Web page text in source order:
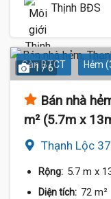
Thịnh BĐS
Sàn BTCT Hẻm
1 / 6
Bán nhà
m² (5.7m x
Thạnh Lộc
Rộng: 5.7 m x
Diện tích: 72 m²